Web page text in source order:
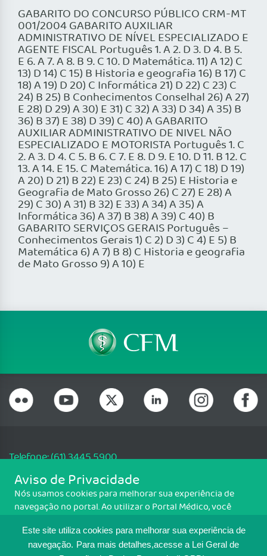
Este site utiliza cookies para melhorar sua experiência de
navegação. Para mais detalhes,acesse a Lei Geral de
GABARITO DO CONCURSO PÚBLICO CRM-MT
001/2004 GABARITO AUXILIAR
ADMINISTRATIVO DE NÍVEL ESPECIALIZADO E
AGENTE FISCAL Português 1. A 2. D 3. D 4. B 5.
E 6. A 7. A 8. B 9. C 10. D Matemática. 11) A 12) C
13) D 14) C 15) B Historia e geografia 16) B 17) C
18) A 19) D 20) C Informática 21) D 22) C 23) C
24) B 25) B Conhecimentos Conselhal 26) A 27)
E 28) D 29) A 30) E 31) C 32) A 33) D 34) A 35) B
36) B 37) E 38) D 39) C 40) A GABARITO
AUXILIAR ADMINISTRATIVO DE NIVEL NÃO
ESPECIALIZADO E MOTORISTA Português 1. C
2. A 3. D 4. C 5. B 6. C 7. E 8. D 9. E 10. D 11. B 12. C
13. A 14. E 15. C Matemática. 16) A 17) C 18) D 19)
A 20) D 21) B 22) E 23) C 24) B 25) E Historia e
Geografia de Mato Grosso 26) C 27) E 28) A
29) C 30) A 31) B 32) E 33) A 34) A 35) A
Informática 36) A 37) B 38) A 39) C 40) B
GABARITO SERVIÇOS GERAIS Português –
Conhecimentos Gerais 1) C 2) D 3) C 4) E 5) B
Matemática 6) A 7) B 8) C Historia e geografia
de Mato Grosso 9) A 10) E
Telefone: (61) 3445 5900
Email: cfm@portalmedico.org.br
SGAS 616, Conjunto D, Lote 115, L2 Sul, Brasília/DF - CEP: 70200-760 -
CNPJ: 33.583.550/0001-30
MAPA DO SITE
Aviso de Privacidade
Nós usamos cookies para melhorar sua experiência de
navegação no portal. Ao utilizar o Portal Médico, você
Para ter mais informações sobre como isso é feito, acesse
Política de cookies. Se você concorda, clique em ACEITO.